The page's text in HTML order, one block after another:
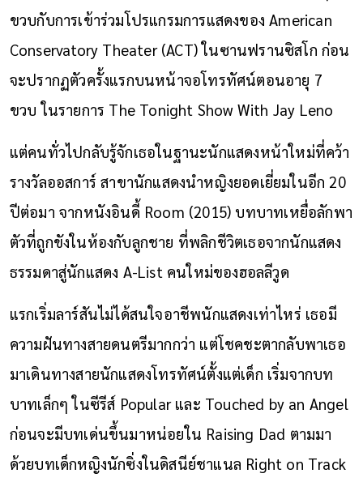
ขวบกับการเข้าร่วมโปรแกรมการแสดงของ American
Conservatory Theater (ACT) ในซานฟรานซิสโก ก่อน
จะปรากฏตัวครั้งแรกบนหน้าจอโทรทัศน์ตอนอายุ 7
ขวบ ในรายการ The Tonight Show With Jay Leno
แต่คนทั่วไปกลับรู้จักเธอในฐานะนักแสดงหน้าใหม่ที่คว้า
รางวัลออสการ์ สาขานักแสดงนำหญิงยอดเยี่ยมในอีก 20
ปีต่อมา จากหนังอินดี้ Room (2015) บทบาทเหยื่อลักพา
ตัวที่ถูกขังในห้องกับลูกชาย ที่พลิกชีวิตเธอจากนักแสดง
ธรรมดาสู่นักแสดง A-List คนใหม่ของฮอลลีวูด
แรกเริ่มลาร์สันไม่ได้สนใจอาชีพนักแสดงเท่าไหร่ เธอมี
ความฝันทางสายดนตรีมากกว่า แต่โชคชะตากลับพาเธอ
มาเดินทางสายนักแสดงโทรทัศน์ตั้งแต่เด็ก เริ่มจากบท
บาทเล็กๆ ในซีรีส์ Popular และ Touched by an Angel
ก่อนจะมีบทเด่นขึ้นมาหน่อยใน Raising Dad ตามมา
ด้วยบทเด็กหญิงนักซิ่งในดิสนีย์ชาแนล Right on Track